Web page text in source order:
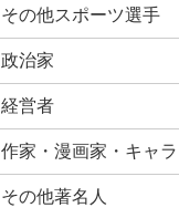
その他スポーツ選手
政治家
経営者
作家・漫画家・キャ
その他著名人